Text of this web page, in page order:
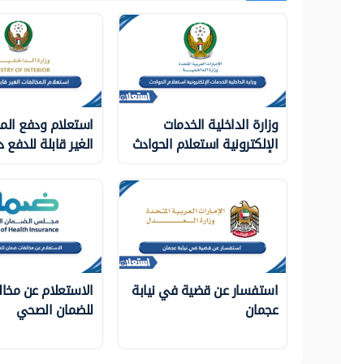
وزارة الداخلية الخدمات
الإلكترونية استعلام الحوادث
استعلام ودفع
الغير قابلة
استفسار عن قضية في نيابة
عجمان
الاستعلام عن
للضمان الصحي